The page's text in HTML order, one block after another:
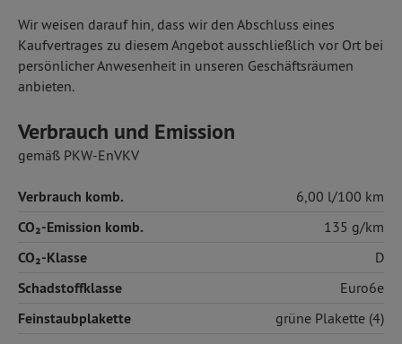
Wir weisen darauf hin, dass wir den Abschluss eines
Kaufvertrages zu diesem Angebot ausschließlich vor Ort bei
persönlicher Anwesenheit in unseren Geschäftsräumen
anbieten.
Verbrauch und Emission
gemäß PKW-EnVKV
Verbrauch komb. 6,00 l/100 km
CO₂-Emission komb. 135 g/km
CO₂-Klasse D
Schadstoffklasse Euro6e
Feinstaubplakette grüne Plakette (4)